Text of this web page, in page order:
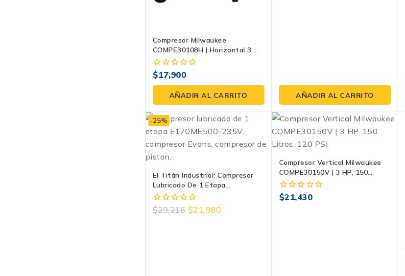
Compresor Milwaukee
COMPE30108H | Horizontal 3
HP, 108 Litros, 120 PSI
0
fuera
5
$17,900
AÑADIR AL CARRITO AÑADIR AL CARRITO
-25%
El Titán Industrial: Compresor
Lubricado De 1 Etapa
E170ME500-235V De Evans
0
$29,216 $21,980
Compresor Vertical Milwaukee
COMPE30150V | 3 HP, 150
Litros, 120 PSI
0
$21,430